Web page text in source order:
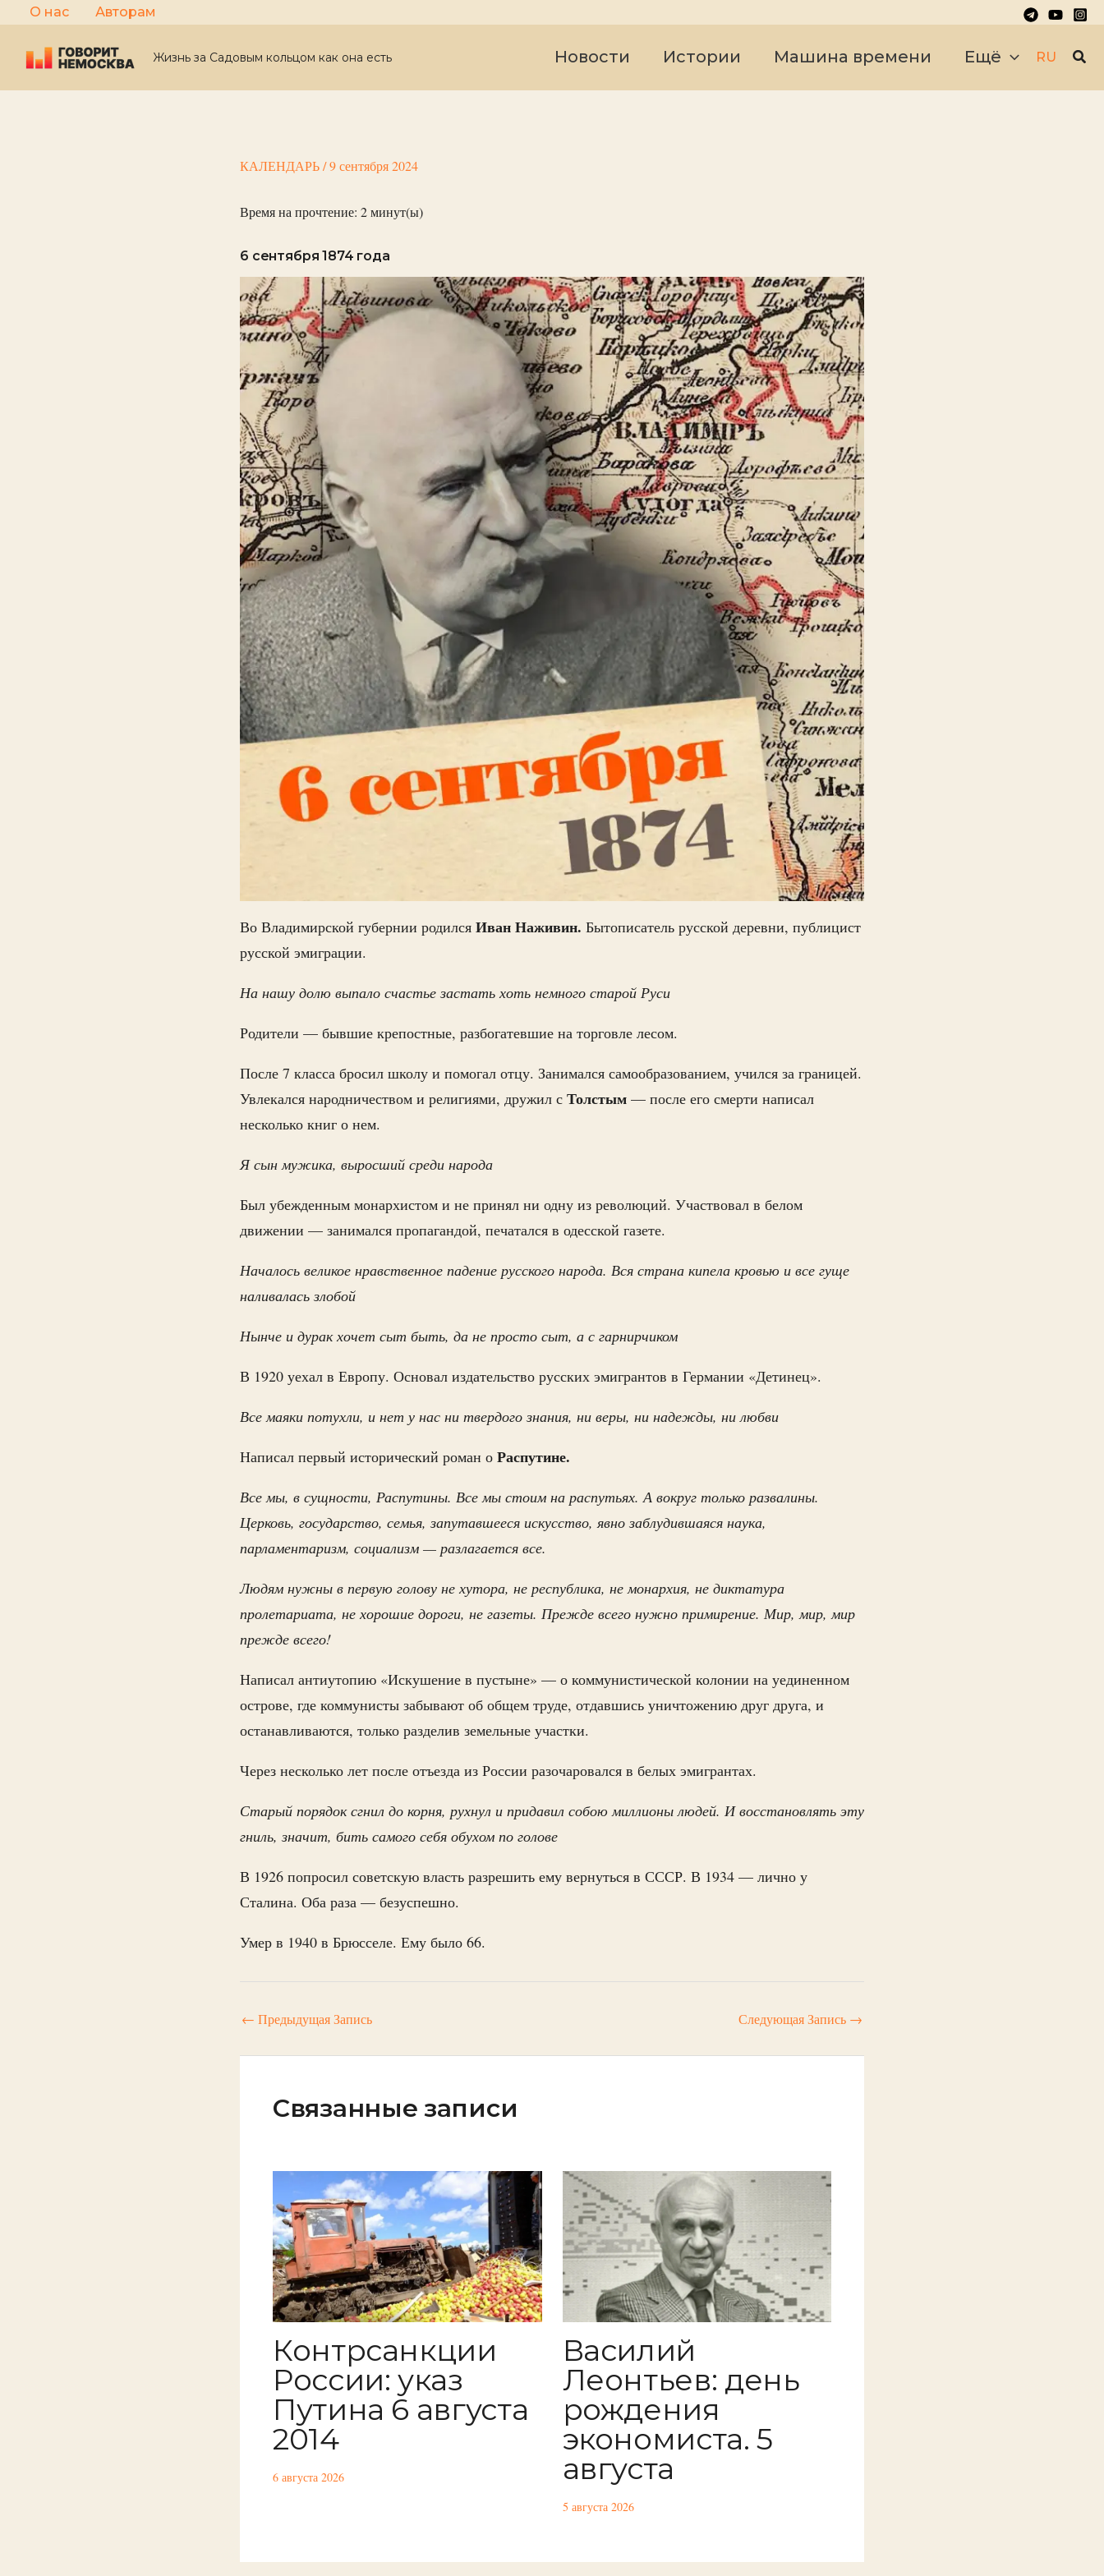
Перейти
к
содержимому
О нас Авторам
Жизнь за Садовым кольцом как она есть Новости Истории Машина времени Ещё RU
КАЛЕНДАРЬ/9 сентября 2024
Время на прочтение: 2минут(ы)
6 сентября 1874 года
Во Владимирской губернии родился Иван Наживин. Бытописатель русской деревни, публицист
русской эмиграции.
На нашу долю выпало счастье застать хоть немного старой Руси
Родители — бывшие крепостные, разбогатевшие на торговле лесом.
После 7 класса бросил школу и помогал отцу. Занимался самообразованием, учился за границей.
Увлекался народничеством и религиями, дружил с Толстым — после его смерти написал
несколько книг о нем.
Я сын мужика, выросший среди народа
Был убежденным монархистом и не принял ни одну из революций. Участвовал в белом
движении — занимался пропагандой, печатался в одесской газете.
Началось великое нравственное падение русского народа. Вся страна кипела кровью и все гуще
наливалась злобой
Нынче и дурак хочет сыт быть, да не просто сыт, а с гарнирчиком
В 1920 уехал в Европу. Основал издательство русских эмигрантов в Германии «Детинец».
Все маяки потухли, и нет у нас ни твердого знания, ни веры, ни надежды, ни любви
Написал первый исторический роман о Распутине.
Все мы, в сущности, Распутины. Все мы стоим на распутьях. А вокруг только развалины.
Церковь, государство, семья, запутавшееся искусство, явно заблудившаяся наука,
парламентаризм, социализм — разлагается все.
Людям нужны в первую голову не хутора, не республика, не монархия, не диктатура
пролетариата, не хорошие дороги, не газеты. Прежде всего нужно примирение. Мир, мир, мир
прежде всего!
Написал антиутопию «Искушение в пустыне» — о коммунистической колонии на уединенном
острове, где коммунисты забывают об общем труде, отдавшись уничтожению друг друга, и
останавливаются, только разделив земельные участки.
Через несколько лет после отъезда из России разочаровался в белых эмигрантах.
Старый порядок сгнил до корня, рухнул и придавил собою миллионы людей. И восстановлять эту
гниль, значит, бить самого себя обухом по голове
В 1926 попросил советскую власть разрешить ему вернуться в СССР. В 1934 — лично у
Сталина. Оба раза — безуспешно.
Умер в 1940 в Брюсселе. Ему было 66.
← Предыдущая Запись Следующая Запись →
Связанные записи
Контрсанкции
России: указ
Путина 6 августа
2014
6 августа 2026
Василий
Леонтьев: день
рождения
экономиста. 5
августа
5 августа 2026